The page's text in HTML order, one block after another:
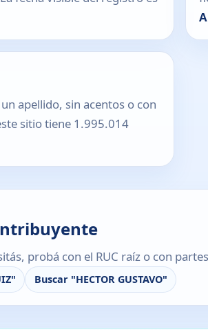
apellido, sin acentos o con
sitio tiene 1.995.014
probá con el RUC raíz o con
Buscar "HECTOR GUSTAVO"